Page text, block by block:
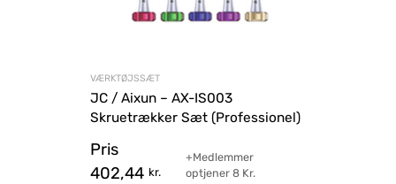
VÆRKTØJSSÆT
JC / Aixun – AX-IS003
Skruetrækker Sæt (Professionel)
Pris
402,44 kr.
+Medlemmer
optjener8 Kr.